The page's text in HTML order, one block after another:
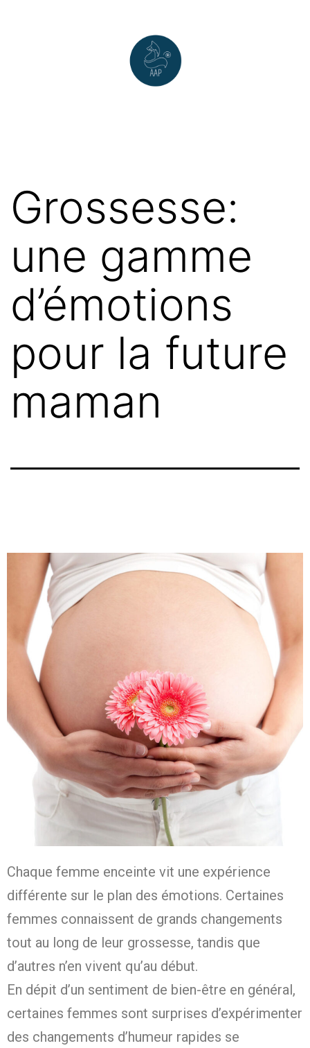
Grossesse:
une gamme
d’émotions
pour la future
maman
Chaque femme enceinte vit une expérience
différente sur le plan des émotions. Certaines
femmes connaissent de grands changements
tout au long de leur grossesse, tandis que
d’autres n’en vivent qu’au début.
En dépit d’un sentiment de bien-être en général,
certaines femmes sont surprises d’expérimenter
des changements d’humeur rapides se